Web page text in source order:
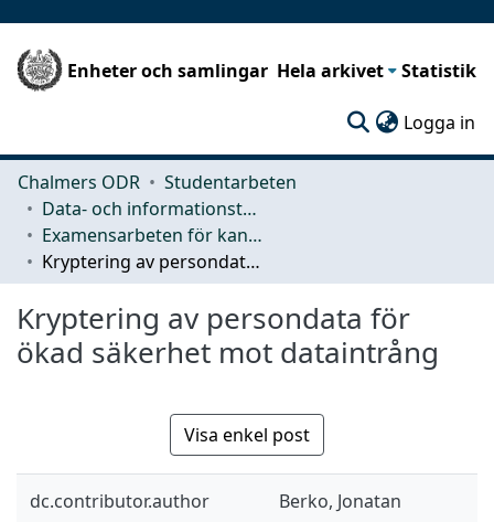
Enheter och samlingar Hela arkivet Statistik
Logga in
Chalmers ODR
Studentarbeten
Data- och informationsteknik (CSE)
Examensarbeten för kandidatexamen
Kryptering av persondata för ökad säkerhet mot dataintrång
Kryptering av persondata för
ökad säkerhet mot dataintrång
Visa enkel post
dc.contributor.author Berko, Jonatan